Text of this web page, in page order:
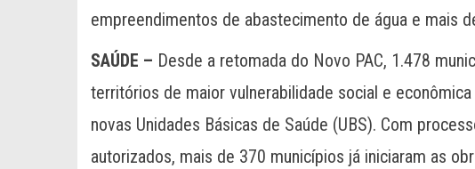
empreendimentos de abastecimento de água e mais
SAÚDE – Desde a retomada do Novo PAC, 1.478
territórios de maior vulnerabilidade social e
novas Unidades Básicas de Saúde (UBS). Com
autorizados, mais de 370 municípios já iniciaram as